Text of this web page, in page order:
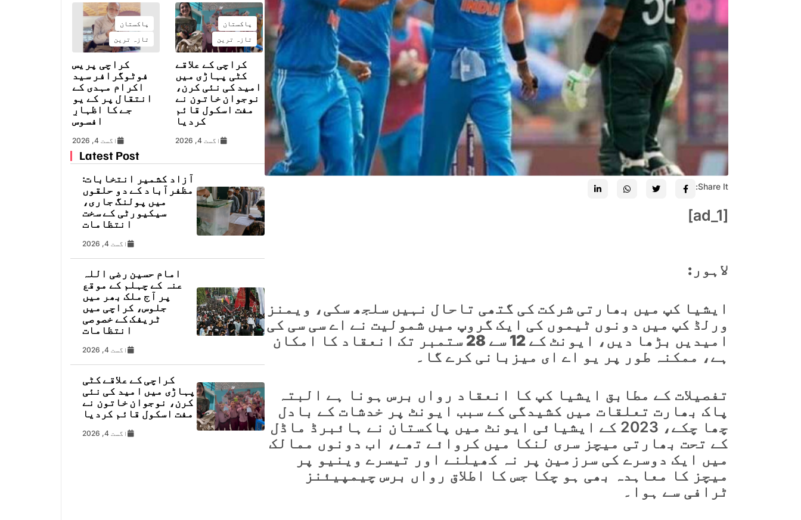
Share It:
[ad_1]
لاہور:
ایشیا کپ میں بھارتی شرکت کی گتھی تاحال نہیں سلجھ سکی، ویمنز
ورلڈ کپ میں دونوں ٹیموں کی ایک گروپ میں شمولیت نے اے سی سی کی
امیدیں بڑھا دیں، ایونٹ کے 12 سے 28 ستمبر تک انعقاد کا امکان
ہے، ممکنہ طور پر یو اے ای میزبانی کرے گا۔
تفصیلات کے مطابق ایشیا کپ کا انعقاد رواں برس ہونا ہے البتہ
پاک بھارت تعلقات میں کشیدگی کے سبب ایونٹ پر خدشات کے بادل
چھا چکے، 2023 کے ایشیائی ایونٹ میں پاکستان نے ہائبرڈ ماڈل
کے تحت بھارتی میچز سری لنکا میں کروائے تھے، اب دونوں ممالک
میں ایک دوسرے کی سرزمین پر نہ کھیلنے اور تیسرے وینیو پر
میچز کا معاہدہ بھی ہو چکا جس کا اطلاق رواں برس چیمپیئنز
ٹرافی سے ہوا۔
پاکستان
تازہ ترین
کراچی کے علاقے
کٹی پہاڑی میں
امید کی نئی کرن،
نوجوان خاتون نے
مفت اسکول قائم
کردیا
اگست 4, 2026
پاکستان
تازہ ترین
کراچی پریس
فوٹوگرافر سید
اکرام مہدی کے
انتقال پر کے یو
جے کا اظہارِ
افسوس
اگست 4, 2026
Latest Post
آزاد کشمیر انتخابات:
مظفرآباد کے دو حلقوں
میں پولنگ جاری،
سیکیورٹی کے سخت
انتظامات
اگست 4, 2026
امام حسین رضی اللہ
عنہ کے چہلم کے موقع
پر آج ملک بھر میں
جلوس، کراچی میں
ٹریفک کے خصوصی
انتظامات
اگست 4, 2026
کراچی کے علاقے کٹی
پہاڑی میں امید کی نئی
کرن، نوجوان خاتون نے
مفت اسکول قائم کردیا
اگست 4, 2026